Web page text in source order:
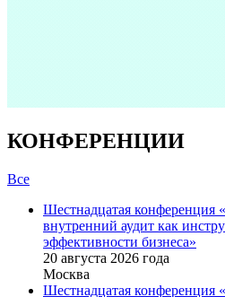
КОНФЕРЕНЦИИ
Все
Шестнадцатая конференция
внутренний аудит как
эффективности бизнеса»
20 августа 2026 года
Москва
Шестнадцатая